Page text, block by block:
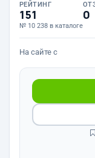
РЕЙТИНГ
151
№ 10 238 в каталоге
0
На сайте с